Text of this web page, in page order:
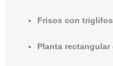
Frisos con
Planta